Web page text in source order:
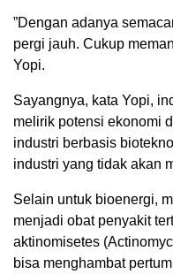
”Dengan adanya
pergi jauh. Cukup
Yopi.
Sayangnya, kata Yopi,
melirik potensi ekonomi
industri berbasis
industri yang tidak akan
Selain untuk bioenergi,
menjadi obat penyakit
aktinomisetes
bisa menghambat